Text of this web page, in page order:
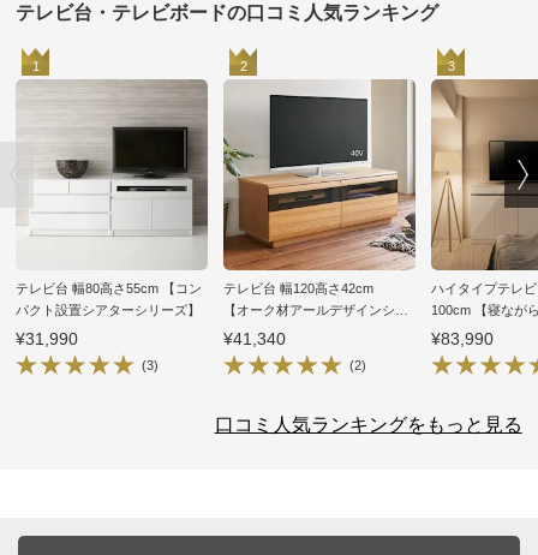
テレビ台・テレビボードの口コミ人気ランキング
1
テレビ台 幅80高さ55cm 【コン
パクト設置シアターシリーズ】
¥31,990
(3)
2
テレビ台 幅120高さ42cm
【オーク材アールデザインシ
リーズ】
¥41,340
(2)
3
ハイタイプテレ
100cm 【寝なが
シリーズ】
¥83,990
口コミ人気ランキングをもっと見る